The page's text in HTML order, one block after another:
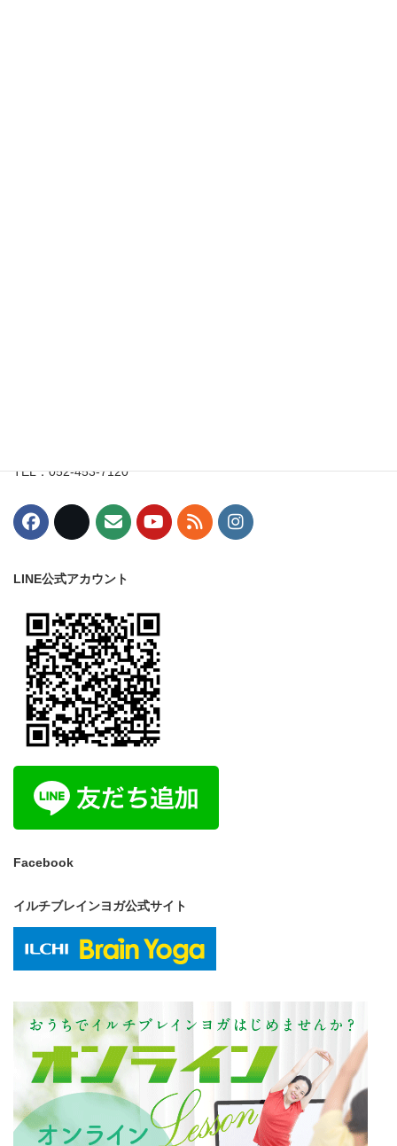
TEL：052-453-7120
LINE公式アカウント
Facebook
イルチブレインヨガ公式サイト